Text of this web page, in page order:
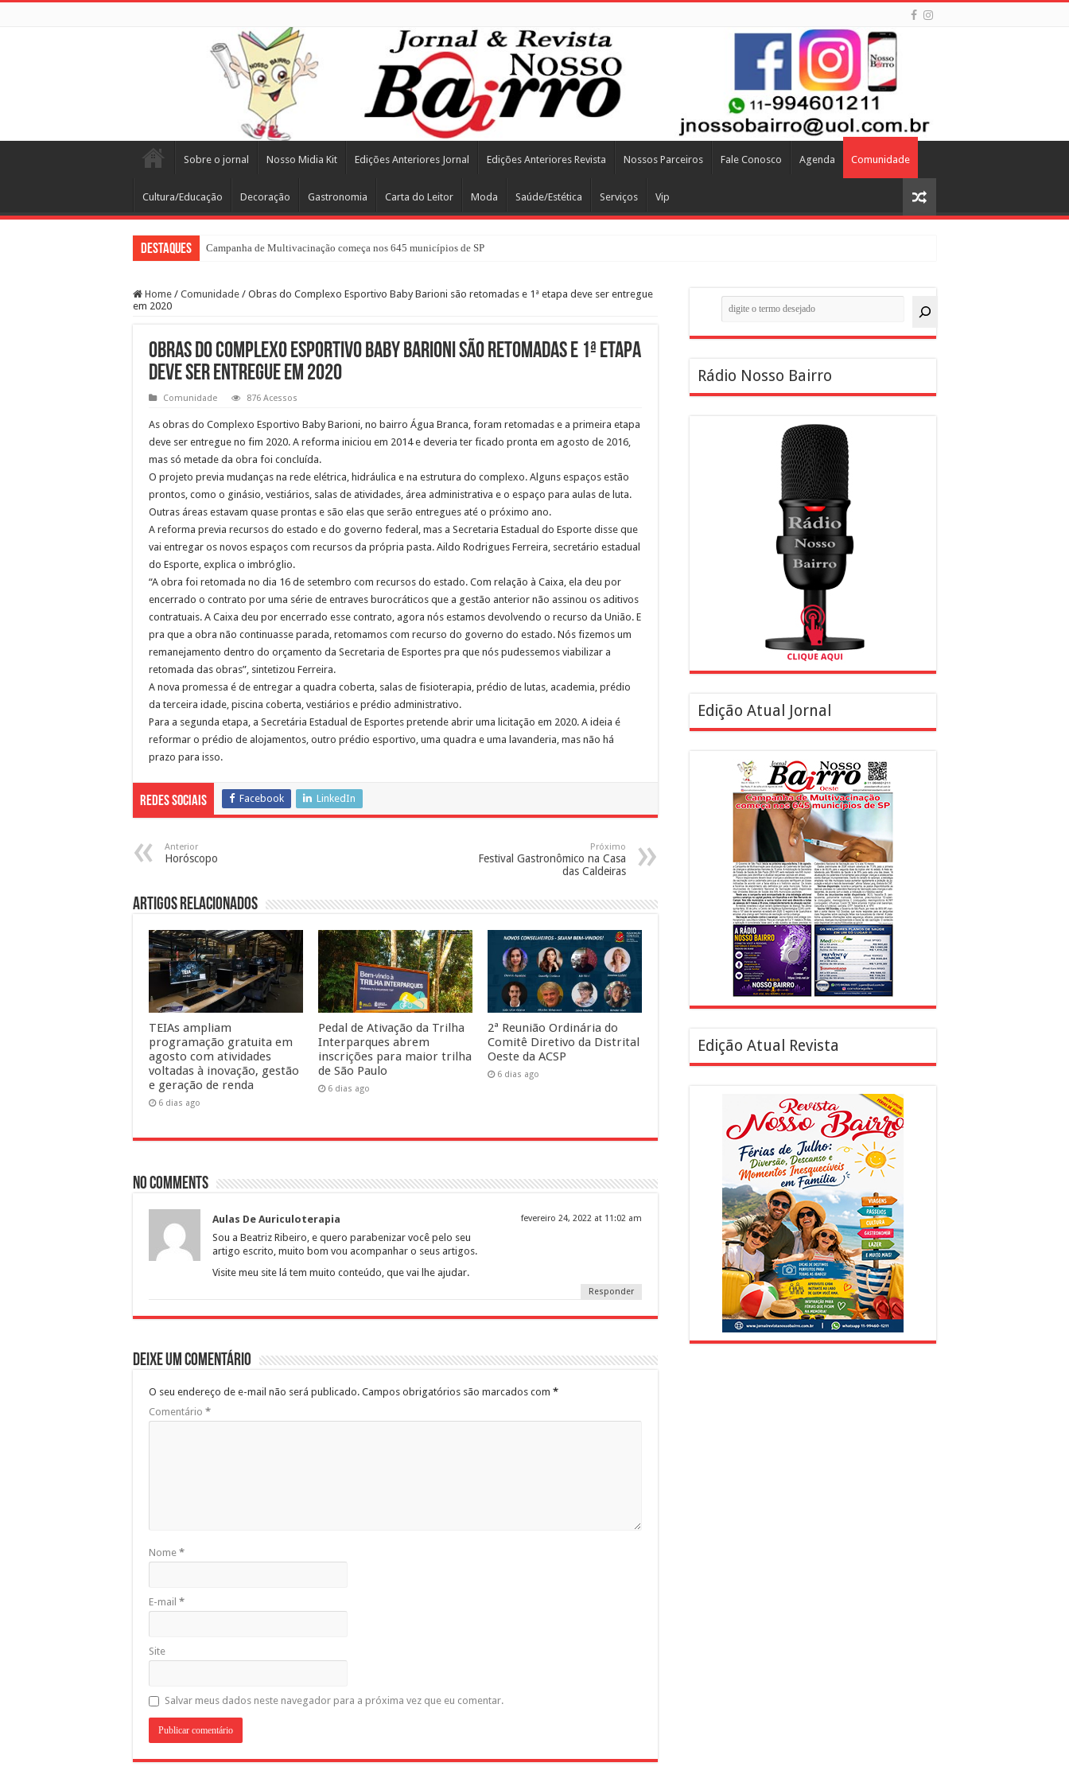
Sobre o jornal Nosso Midia Kit Edições Anteriores Jornal Edições Anteriores Revista Nossos Parceiros Fale Conosco Agenda Comunidade
Cultura/Educação Decoração Gastronomia Carta do Leitor Moda Saúde/Estética Serviços Vip
Destaques Campanha de Multivacinação começa nos 645 municípios de SP
Home / Comunidade / Obras do Complexo Esportivo Baby Barioni são retomadas e 1ª etapa deve ser entregue
em 2020
Obras do Complexo Esportivo Baby Barioni são retomadas e 1ª etapa
deve ser entregue em 2020
Comunidade 876 Acessos
As obras do Complexo Esportivo Baby Barioni, no bairro Água Branca, foram retomadas e a primeira etapa
deve ser entregue no fim 2020. A reforma iniciou em 2014 e deveria ter ficado pronta em agosto de 2016,
mas só metade da obra foi concluída.
O projeto previa mudanças na rede elétrica, hidráulica e na estrutura do complexo. Alguns espaços estão
prontos, como o ginásio, vestiários, salas de atividades, área administrativa e o espaço para aulas de luta.
Outras áreas estavam quase prontas e são elas que serão entregues até o próximo ano.
A reforma previa recursos do estado e do governo federal, mas a Secretaria Estadual do Esporte disse que
vai entregar os novos espaços com recursos da própria pasta. Aildo Rodrigues Ferreira, secretário estadual
do Esporte, explica o imbróglio.
“A obra foi retomada no dia 16 de setembro com recursos do estado. Com relação à Caixa, ela deu por
encerrado o contrato por uma série de entraves burocráticos que a gestão anterior não assinou os aditivos
contratuais. A Caixa deu por encerrado esse contrato, agora nós estamos devolvendo o recurso da União. E
pra que a obra não continuasse parada, retomamos com recurso do governo do estado. Nós fizemos um
remanejamento dentro do orçamento da Secretaria de Esportes pra que nós pudessemos viabilizar a
retomada das obras”, sintetizou Ferreira.
A nova promessa é de entregar a quadra coberta, salas de fisioterapia, prédio de lutas, academia, prédio
da terceira idade, piscina coberta, vestiários e prédio administrativo.
Para a segunda etapa, a Secretária Estadual de Esportes pretende abrir uma licitação em 2020. A ideia é
reformar o prédio de alojamentos, outro prédio esportivo, uma quadra e uma lavanderia, mas não há
prazo para isso.
Redes Sociais Facebook LinkedIn
Anterior
Horóscopo
Próximo
Festival Gastronômico na Casa
das Caldeiras
Artigos Relacionados
TEIAs ampliam
programação gratuita em
agosto com atividades
voltadas à inovação, gestão
e geração de renda
6 dias ago
Pedal de Ativação da Trilha
Interparques abrem
inscrições para maior trilha
de São Paulo
6 dias ago
2ª Reunião Ordinária do
Comitê Diretivo da Distrital
Oeste da ACSP
6 dias ago
No comments
Aulas De Auriculoterapia fevereiro 24, 2022 at 11:02 am
Sou a Beatriz Ribeiro, e quero parabenizar você pelo seu
artigo escrito, muito bom vou acompanhar o seus artigos.
Visite meu site lá tem muito conteúdo, que vai lhe ajudar.
Responder
Deixe um comentário
O seu endereço de e-mail não será publicado. Campos obrigatórios são marcados com *
Comentário *
Nome *
E-mail *
Site
Salvar meus dados neste navegador para a próxima vez que eu comentar.
Pesquisar
Rádio Nosso Bairro
Edição Atual Jornal
Edição Atual Revista